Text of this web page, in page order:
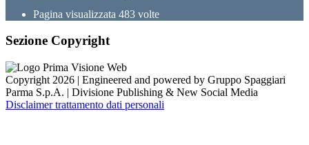
Pagina visualizzata 483 volte
Sezione Copyright
Copyright 2026 | Engineered and powered by Gruppo Spaggiari
Parma S.p.A. | Divisione Publishing & New Social Media
Disclaimer trattamento dati personali